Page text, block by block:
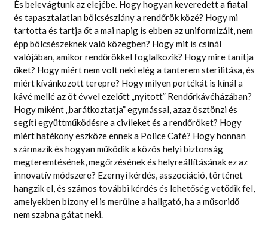
És belevágtunk az elejébe. Hogy hogyan keveredett a fiatal
és tapasztalatlan bölcsészlány a rendőrök közé? Hogy mi
tartotta és tartja őt a mai napig is ebben az uniformizált, nem
épp bölcsészeknek való közegben? Hogy mit is csinál
valójában, amikor rendőrökkel foglalkozik? Hogy mire tanítja
őket? Hogy miért nem volt neki elég a tanterem sterilitása, és
miért kívánkozott terepre? Hogy milyen portékát is kínál a
kávé mellé az öt évvel ezelőtt „nyitott” Rendőrkávéházában?
Hogy miként „barátkoztatja” egymással, azaz ösztönzi és
segíti együttműködésre a civileket és a rendőröket? Hogy
miért hatékony eszköze ennek a Police Café? Hogy honnan
származik és hogyan működik a közös helyi biztonság
megteremtésének, megőrzésének és helyreállításának ez az
innovatív módszere? Ezernyi kérdés, asszociáció, történet
hangzik el, és számos további kérdés és lehetőség vetődik fel,
amelyekben bizony el is merülne a hallgató, ha a műsoridő
nem szabna gátat neki.